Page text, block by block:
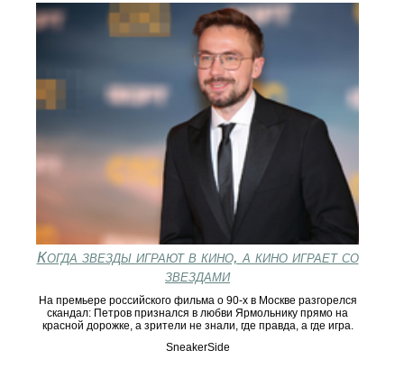
Когда звезды играют в кино, а кино играет со
звездами
На премьере российского фильма о 90-х в Москве разгорелся
скандал: Петров признался в любви Ярмольнику прямо на
красной дорожке, а зрители не знали, где правда, а где игра.
SneakerSide